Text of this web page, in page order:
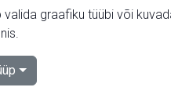
valida graafiku tüübi või